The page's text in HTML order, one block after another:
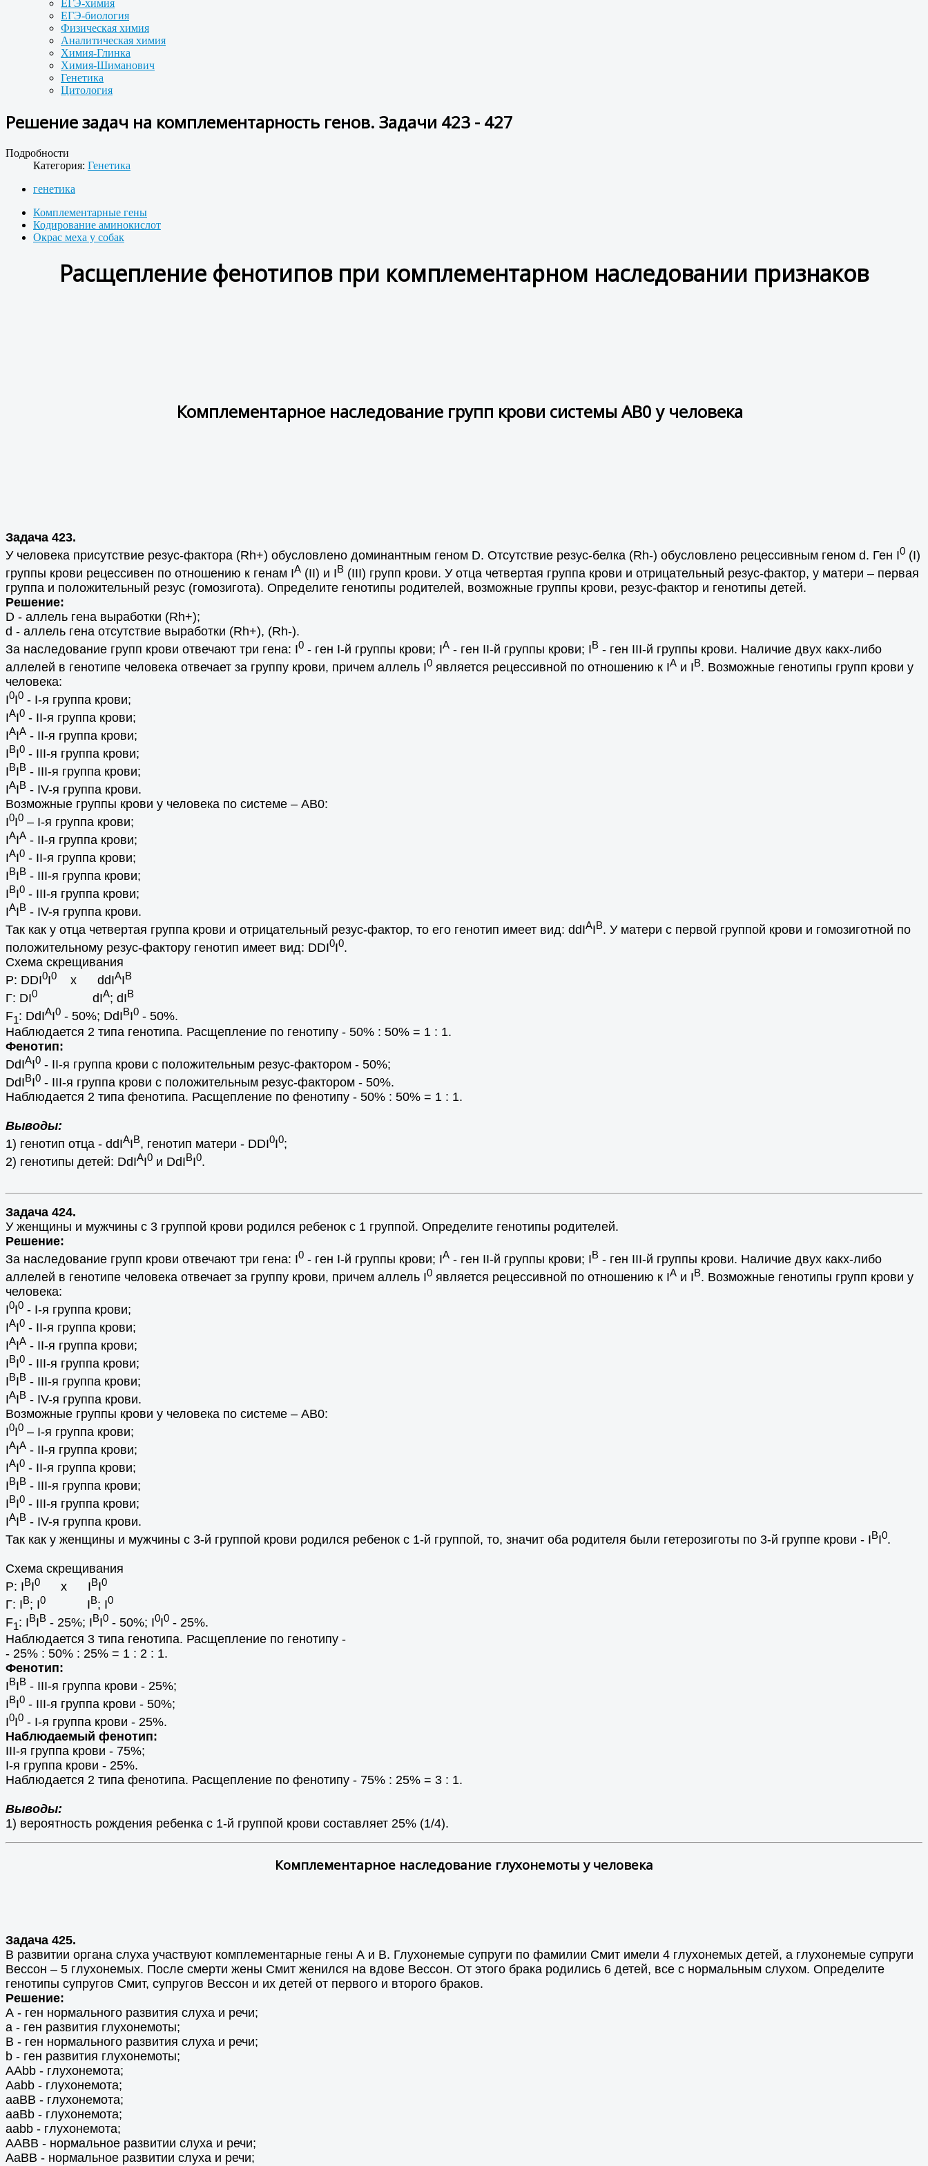
ЕГЭ-химия
ЕГЭ-биология
Физическая химия
Аналитическая химия
Химия-Глинка
Химия-Шиманович
Генетика
Цитология
Решение задач на комплементарность генов. Задачи 423 - 427
Подробности
Категория: Генетика
генетика
Комплементарные гены
Кодирование аминокислот
Окрас меха у собак
Расщепление фенотипов при комплементарном наследовании признаков
Комплементарное наследование групп крови системы АВ0 у человека
Задача 423.
У человека присутствие резус-фактора (Rh+) обусловлено доминантным геном D. Отсутствие резус-белка (Rh-) обусловлено рецессивным геном d. Ген I0 (I)
группы крови рецессивен по отношению к генам IA (II) и IB (III) групп крови. У отца четвертая группа крови и отрицательный резус-фактор, у матери – первая
группа и положительный резус (гомозигота). Определите генотипы родителей, возможные группы крови, резус-фактор и генотипы детей.
Решение:
D - аллель гена выработки (Rh+);
d - аллель гена отсутствие выработки (Rh+), (Rh-).
За наследование групп крови отвечают три гена: I0 - ген I-й группы крови; IA - ген II-й группы крови; IB - ген III-й группы крови. Наличие двух какх-либо
аллелей в генотипе человека отвечает за группу крови, причем аллель I0 является рецессивной по отношению к IA и IB. Возможные генотипы групп крови у
человека:
I0I0 - I-я группа крови;
IAI0 - II-я группа крови;
IAIA - II-я группа крови;
IBI0 - III-я группа крови;
IBIB - III-я группа крови;
IАIB - IV-я группа крови.
Возможные группы крови у человека по системе – АВ0:
I0I0 – I-я группа крови;
IAIA - II-я группа крови;
IAI0 - II-я группа крови;
IВIВ - III-я группа крови;
IВI0 - III-я группа крови;
IАIВ - IV-я группа крови.
Так как у отца четвертая группа крови и отрицательный резус-фактор, то его генотип имеет вид: ddIАIВ. У матери с первой группой крови и гомозиготной по
положительному резус-фактору генотип имеет вид: DDI0I0.
Схема скрещивания
Р: DDI0I0 х ddIАIВ
Г: DI0 dIA; dIB
F1: DdIAI0 - 50%; DdIBI0 - 50%.
Наблюдается 2 типа генотипа. Расщепление по генотипу - 50% : 50% = 1 : 1.
Фенотип:
DdIAI0 - II-я группа крови с положительным резус-фактором - 50%;
DdIBI0 - III-я группа крови с положительным резус-фактором - 50%.
Наблюдается 2 типа фенотипа. Расщепление по фенотипу - 50% : 50% = 1 : 1.
Выводы:
1) генотип отца - ddIАIВ, генотип матери - DDI0I0;
2) генотипы детей: DdIAI0 и DdIBI0.
Задача 424.
У женщины и мужчины с 3 группой крови родился ребенок с 1 группой. Определите генотипы родителей.
Решение:
За наследование групп крови отвечают три гена: I0 - ген I-й группы крови; IA - ген II-й группы крови; IB - ген III-й группы крови. Наличие двух какх-либо
аллелей в генотипе человека отвечает за группу крови, причем аллель I0 является рецессивной по отношению к IA и IB. Возможные генотипы групп крови у
человека:
I0I0 - I-я группа крови;
IAI0 - II-я группа крови;
IAIA - II-я группа крови;
IBI0 - III-я группа крови;
IBIB - III-я группа крови;
IАIB - IV-я группа крови.
Возможные группы крови у человека по системе – АВ0:
I0I0 – I-я группа крови;
IAIA - II-я группа крови;
IAI0 - II-я группа крови;
IВIВ - III-я группа крови;
IВI0 - III-я группа крови;
IАIВ - IV-я группа крови.
Так как у женщины и мужчины с 3-й группой крови родился ребенок с 1-й группой, то, значит оба родителя были гетерозиготы по 3-й группе крови - IBI0.
Схема скрещивания
Р: IBI0 х IBI0
Г: IB; I0 IB; I0
F1: IBIB - 25%; IBI0 - 50%; I0I0 - 25%.
Наблюдается 3 типа генотипа. Расщепление по генотипу -
- 25% : 50% : 25% = 1 : 2 : 1.
Фенотип:
IBIB - III-я группа крови - 25%;
IBI0 - III-я группа крови - 50%;
I0I0 - I-я группа крови - 25%.
Наблюдаемый фенотип:
III-я группа крови - 75%;
I-я группа крови - 25%.
Наблюдается 2 типа фенотипа. Расщепление по фенотипу - 75% : 25% = 3 : 1.
Выводы:
1) вероятность рождения ребенка с 1-й группой крови составляет 25% (1/4).
Комплементарное наследование глухонемоты у человека
Задача 425.
В развитии органа слуха участвуют комплементарные гены А и В. Глухонемые супруги по фамилии Смит имели 4 глухонемых детей, а глухонемые супруги
Вессон – 5 глухонемых. После смерти жены Смит женился на вдове Вессон. От этого брака родились 6 детей, все с нормальным слухом. Определите
генотипы супругов Смит, супругов Вессон и их детей от первого и второго браков.
Решение:
А - ген нормального развития слуха и речи;
а - ген развития глухонемоты;
В - ген нормального развития слуха и речи;
b - ген развития глухонемоты;
ААbb - глухонемота;
Ааbb - глухонемота;
aaBB - глухонемота;
aaBb - глухонемота;
aabb - глухонемота;
AABB - нормальное развитии слуха и речи;
AaBB - нормальное развитии слуха и речи;